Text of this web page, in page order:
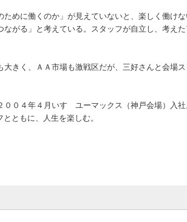
めに働くのか」が見えていないと、楽しく働け
がる」と考えている。スタッフが自立し、考え
く、ＡＡ市場も激戦区だが、三好さんと会場ス
０４年４月いすゞユーマックス（神戸会場）入
ともに、人生を楽しむ。